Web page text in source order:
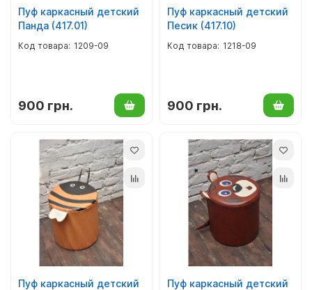
Пуф каркасный детский
Панда (417.01)
1209-09
900 грн.
Пуф каркасный детский
Песик (417.10)
1218-09
900 грн.
Пуф каркасный детский
Пуф каркасный детский